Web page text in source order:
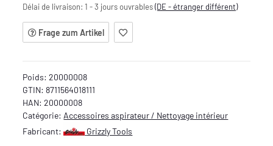
Délai de livraison:1 - 3 jours ouvrables(DE - étranger différent)
Frage zum Artikel
Poids:20000008
GTIN: 8711564018111
HAN: 20000008
Catégorie: Accessoires aspirateur / Nettoyage intérieur
Fabricant:
Grizzly Tools